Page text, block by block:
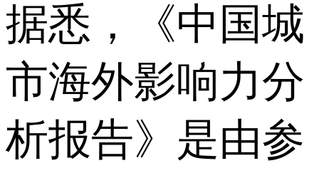
据悉，《中国城
市海外影响力分
析报告》是由参